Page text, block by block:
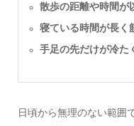
散歩の距離や時間が
寝ている時間が長く
手足の先だけが冷た
日頃から無理のない範囲